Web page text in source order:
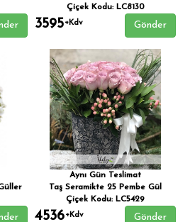
Çiçek Kodu: LC8130
3595+Kdv Gönder
Aynı Gün Teslimat
Taş Seramikte 25 Pembe Gül
Çiçek Kodu: LC5429
4536+Kdv Gönder